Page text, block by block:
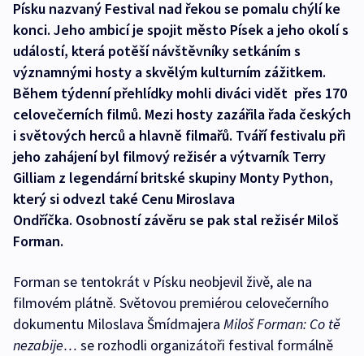
Písku nazvaný Festival nad řekou se pomalu chýlí ke
konci. Jeho ambicí je spojit město Písek a jeho okolí s
událostí, která potěší návštěvníky setkáním s
významnými hosty a skvělým kulturním zážitkem.
Během týdenní přehlídky mohli diváci vidět přes 170
celovečerních filmů. Mezi hosty zazářila řada českých
i světových herců a hlavně filmařů. Tváří festivalu při
jeho zahájení byl filmový režisér a výtvarník Terry
Gilliam z legendární britské skupiny Monty Python,
který si odvezl také Cenu Miroslava
Ondříčka. Osobností závěru se pak stal režisér Miloš
Forman.
Forman se tentokrát v Písku neobjevil živě, ale na
filmovém plátně. Světovou premiérou celovečerního
dokumentu Miloslava Šmídmajera Miloš Forman: Co tě
nezabije… se rozhodli organizátoři festival formálně